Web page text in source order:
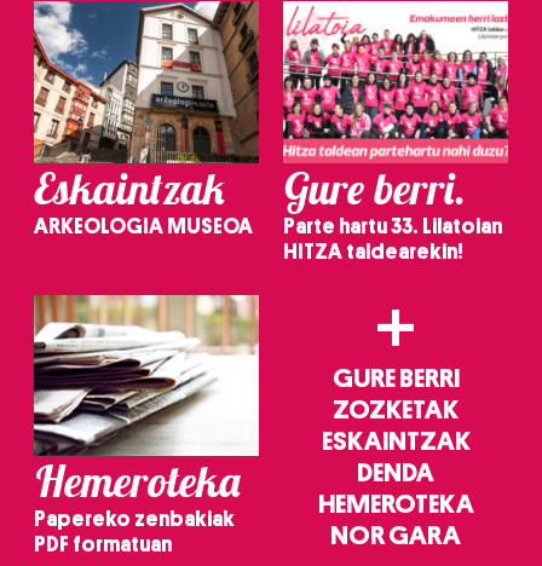
Eskaintzak
ARKEOLOGIA MUSEOA
Gure berri.
Parte hartu 33. Lilatoian
HITZA taldearekin!
Hemeroteka
Papereko zenbakiak
PDF formatuan
+
GURE BERRI
ZOZKETAK
ESKAINTZAK
DENDA
HEMEROTEKA
NOR GARA